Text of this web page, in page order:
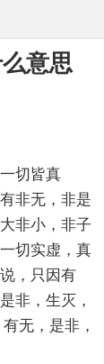
意思
切皆真
非无，非是
非小，非子
切实虚，真
，只因有
非，生灭，
无，是非，